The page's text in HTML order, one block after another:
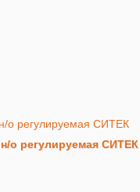
н/о регулируемая СИТЕК